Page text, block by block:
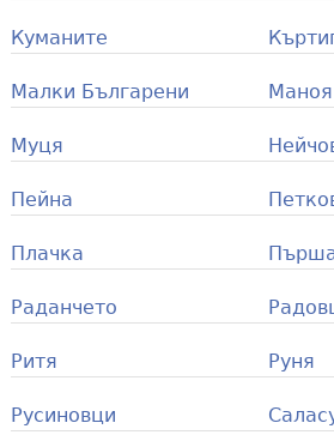
Куманите
Малки Българени Маноя
Муця
Пейна
Плачка
Раданчето
Ритя Руня
Русиновци